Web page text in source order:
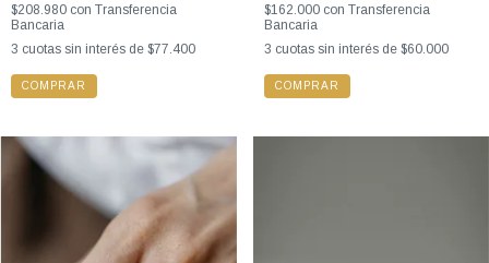
$208.980 con Transferencia
Bancaria
3 cuotas sin interés de $77.400
COMPRAR
$162.000 con Transferencia
Bancaria
3 cuotas sin interés de $60.000
COMPRAR